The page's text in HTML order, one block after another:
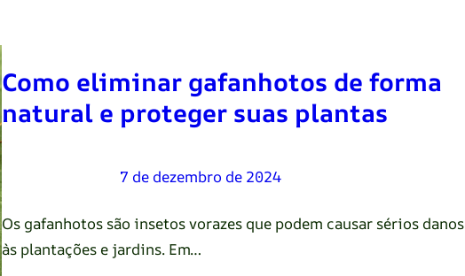
Como eliminar gafanhotos de forma
natural e proteger suas plantas
Renato Oliveira 7 de dezembro de 2024
Os gafanhotos são insetos vorazes que podem causar sérios danos
às plantações e jardins. Em…